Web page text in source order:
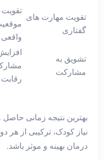
تقویت مهارت ‌های
گفتاری
تقویت
واقعی
تشویق به
مشارکت
بهترین نتیجه زمانی
نیاز کودک، ترکیبی از هر
درمان بهینه و موثر باشد.